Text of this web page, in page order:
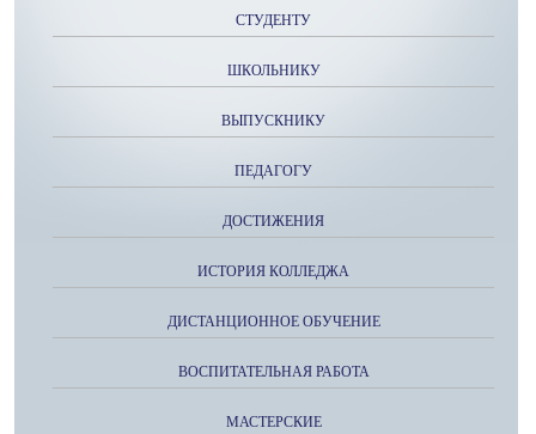
СТУДЕНТУ
ШКОЛЬНИКУ
ВЫПУСКНИКУ
ПЕДАГОГУ
ДОСТИЖЕНИЯ
ИСТОРИЯ КОЛЛЕДЖА
ДИСТАНЦИОННОЕ ОБУЧЕНИЕ
ВОСПИТАТЕЛЬНАЯ РАБОТА
МАСТЕРСКИЕ